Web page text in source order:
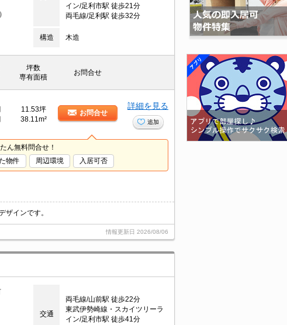
イン/足利市駅 徒歩21分
両毛線/足利駅 徒歩32分
構造 木造
坪数
専有面積
お問合せ
11.53坪
38.11m²
お問合せ
詳細を見る
追加
ん無料問合せ！
物件 周辺環境 入居可否
ザインです。
情報更新日 2026/08/06
交通
両毛線/山前駅 徒歩22分
東武伊勢崎線・スカイツリーラ
イン/足利市駅 徒歩41分